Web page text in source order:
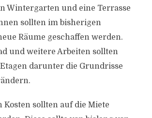
Wintergarten und eine Terrasse
sollten im bisherigen
Räume geschaffen werden.
und weitere Arbeiten sollten
darunter die Grundrisse
Kosten sollten auf die Miete